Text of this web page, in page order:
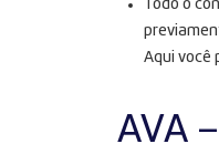
Todo o
Aqui você
AVA